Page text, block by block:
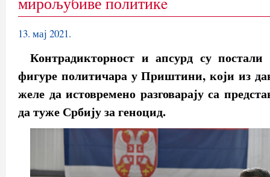
13. мај 2021.
Контрадикторност и апсурд су
фигуре политичара у Приштини, који из
желе да истовремено разговарају са
да туже Србију за геноцид.